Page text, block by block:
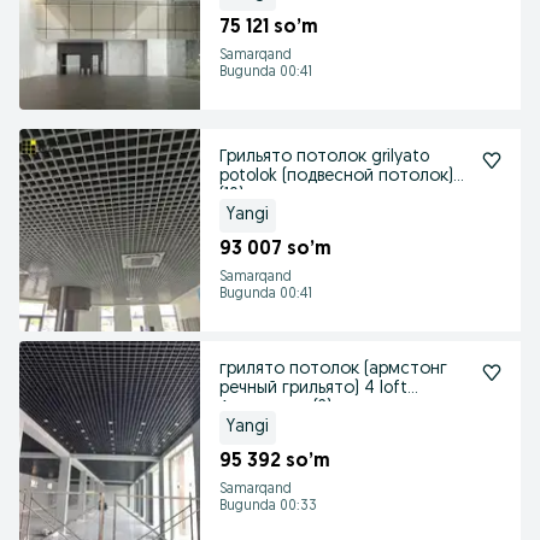
75 121 so’m
Samarqand
Bugunda 00:41
Грильято потолок grilyato
potolok (подвесной потолок)
Yangi
93 007 so’m
Samarqand
Bugunda 00:41
грилято потолок (армстонг
речный грильято) 4 loft
Yangi
95 392 so’m
Samarqand
Bugunda 00:33